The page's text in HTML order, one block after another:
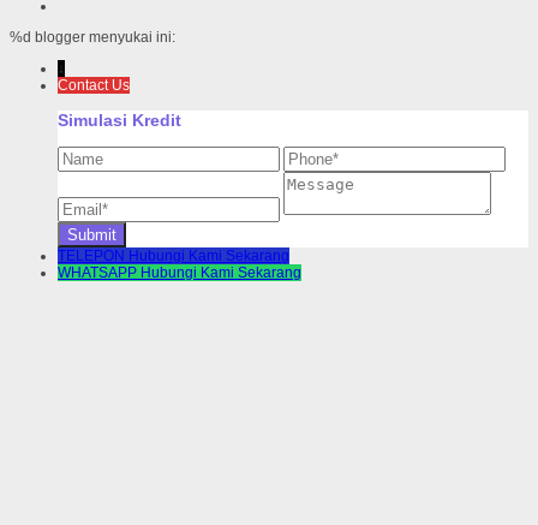
%d blogger menyukai ini:
↓
Contact Us
Simulasi Kredit
TELEPON Hubungi Kami Sekarang
WHATSAPP Hubungi Kami Sekarang